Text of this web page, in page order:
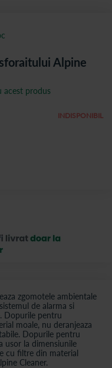
zgomotele ambientale
de alarma si
Dopurile pentru
moale, nu deranjeaza
Dopurile pentru
usor la dimensiunile
cu filtre din material
Cleaner.
Alpine
INDISPONIBIL
acest produs